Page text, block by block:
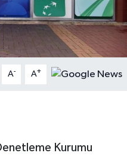
A- A+
Kurumu